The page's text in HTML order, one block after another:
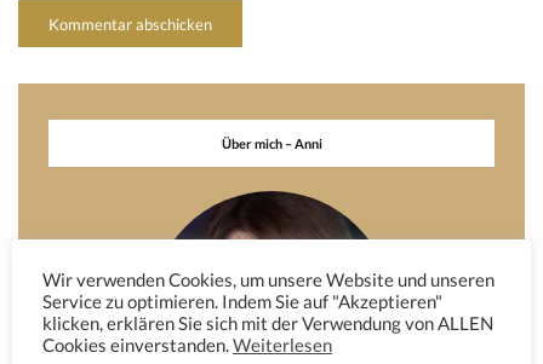
Über mich – Anni
Wir verwenden Cookies, um unsere Website und unseren
Service zu optimieren. Indem Sie auf "Akzeptieren"
klicken, erklären Sie sich mit der Verwendung von ALLEN
Cookies einverstanden.Weiterlesen